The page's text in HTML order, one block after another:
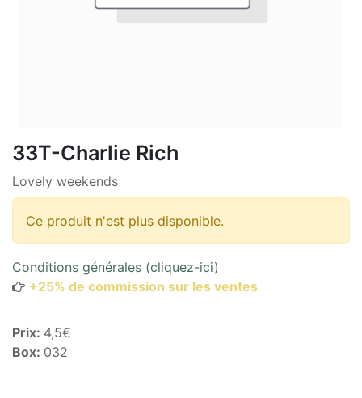
33T-Charlie Rich
Lovely weekends
Ce produit n'est plus disponible.
Conditions générales (cliquez-ici)
+25% de commission sur les ventes
Prix: 4,5€
Box: 032